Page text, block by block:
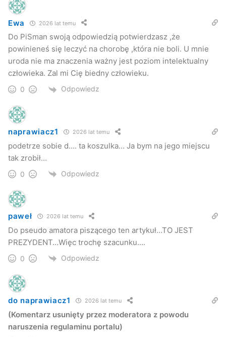
Ewa 2026 lat temu
Do PiSman swoją odpowiedzią potwierdzasz ,że
powinieneś się leczyć na chorobę ,która nie boli. U mnie
uroda nie ma znaczenia ważny jest poziom intelektualny
człowieka. Zal mi Cię biedny człowieku.
0 Odpowiedz
naprawiacz1 2026 lat temu
podetrze sobie d…. ta koszulka… Ja bym na jego miejscu
tak zrobił…
0 Odpowiedz
paweł 2026 lat temu
Do pseudo amatora piszącego ten artykuł…TO JEST
PREZYDENT…Więc trochę szacunku….
0 Odpowiedz
do naprawiacz1 2026 lat temu
(Komentarz usunięty przez moderatora z powodu
naruszenia regulaminu portalu)